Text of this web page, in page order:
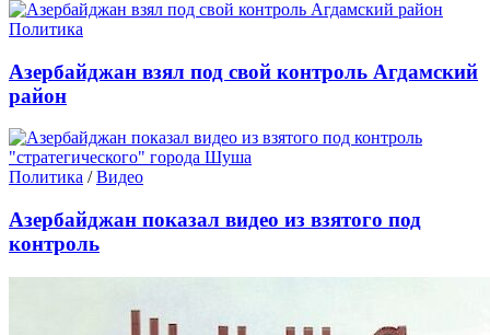
Политика
Азербайджан взял под свой контроль Агдамский
район
Политика /Видео
Азербайджан показал видео из взятого под
контроль